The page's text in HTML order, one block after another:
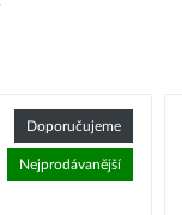
Doporučujeme
Nejprodávanější